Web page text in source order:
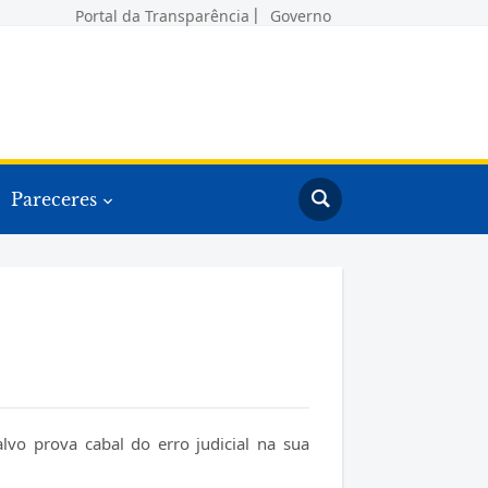
Portal da Transparência Governo
Pareceres
prova cabal do erro judicial na sua